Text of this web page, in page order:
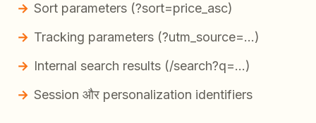
Sort parameters (?sort=price_asc)
Tracking parameters (?utm_source=…)
Internal search results (/search?q=…)
Session और personalization identifiers